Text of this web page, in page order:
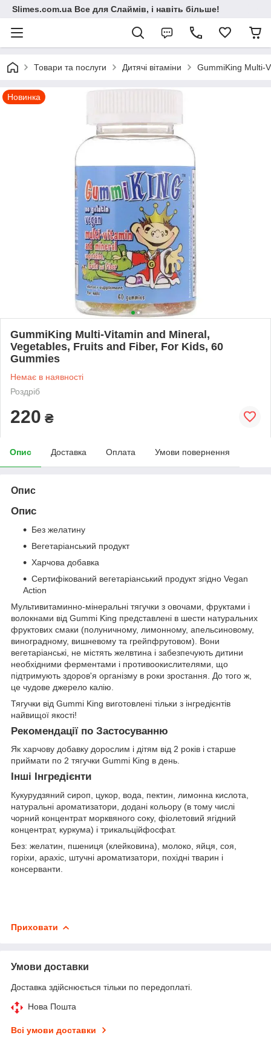
Slimes.com.ua Все для Слаймів, і навіть більше!
Товари та послуги Дитячі вітаміни GummiKing Multi-
Новинка
GummiKing Multi-Vitamin and Mineral,
Vegetables, Fruits and Fiber, For Kids, 60
Gummies
Немає в наявності
Роздріб
220 ₴
Опис Доставка Оплата Умови повернення
Опис
Опис
Без желатину
Вегетаріанський продукт
Харчова добавка
Сертифікований вегетаріанський продукт згідно Vegan
Action
Мультивитаминно-мінеральні тягучки з овочами, фруктами і
волокнами від Gummi King представлені в шести натуральних
фруктових смаки (полуничному, лимонному, апельсиновому,
виноградному, вишневому та грейпфрутовом). Вони
вегетаріанські, не містять желвтина і забезпечують дитини
необхідними ферментами і противоокислителями, що
підтримують здоров'я організму в роки зростання. До того ж,
це чудове джерело калію.
Тягучки від Gummi King виготовлені тільки з інгредієнтів
найвищої якості!
Рекомендації по Застосуванню
Як харчову добавку дорослим і дітям від 2 років і старше
приймати по 2 тягучки Gummi King в день.
Інші Інгредієнти
Кукурудзяний сироп, цукор, вода, пектин, лимонна кислота,
натуральні ароматизатори, додані кольору (в тому числі
чорний концентрат морквяного соку, фіолетовий ягідний
концентрат, куркума) і трикальційфосфат.
Без: желатин, пшениця (клейковина), молоко, яйця, соя,
горіхи, арахіс, штучні ароматизатори, похідні тварин і
консерванти.
Приховати
Умови доставки
Доставка здійснюється тільки по передоплаті.
Нова Пошта
Всі умови доставки